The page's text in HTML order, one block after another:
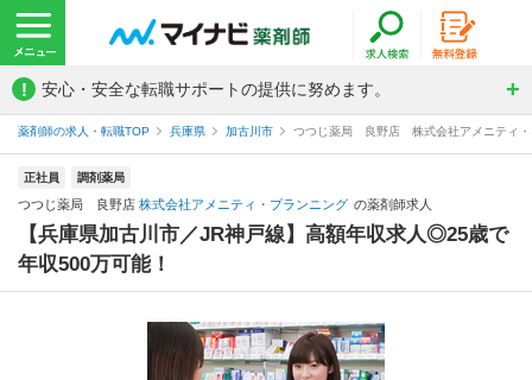
! 安心・安全な転職サポートの提供に努めます。
薬剤師の求人・転職TOP 兵庫県 加古川市 つつじ薬局 良野店 株式会社アメニティ・
正社員 調剤薬局
つつじ薬局 良野店 株式会社アメニティ・プランニング の薬剤師求人
【兵庫県加古川市／JR神戸線】高額年収求人◎25歳で
年収500万可能！